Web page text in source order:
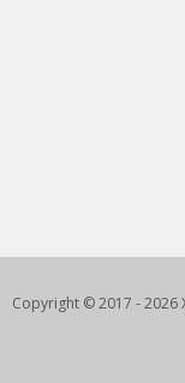
Copyright © 2017 - 2026